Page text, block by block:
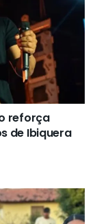
reforça
de Ibiquera